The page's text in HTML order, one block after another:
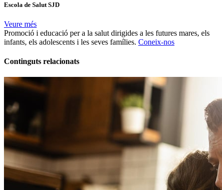
Escola de Salut SJD
Veure més
Promoció i educació per a la salut dirigides a les futures mares, els
infants, els adolescents i les seves famílies. Coneix-nos
Continguts relacionats